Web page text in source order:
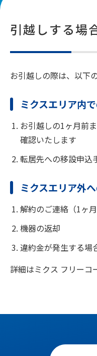
引越しする場
お引越しの際は、以下
ミクスエリア内
お引越しの1ヶ月前
確認いたします
転居先への移設申込
ミクスエリア外
解約のご連絡（1ヶ月
機器の返却
違約金が発生する場
詳細はミクス フリーコ